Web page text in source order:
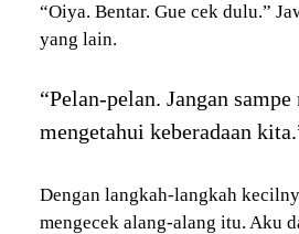
“Oiya. Bentar. Gue cek dulu.”
yang lain.
“Pelan-pelan. Jangan sampe
mengetahui keberadaan
Dengan langkah-langkah
mengecek alang-alang itu. Aku